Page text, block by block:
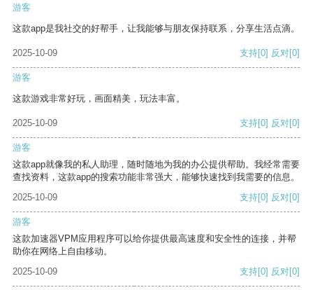
游客
这款app是我社交的好帮手，让我能够与朋友保持联系，分享生活点滴。
2025-10-09 支持[0] 反对[0]
游客
这款游戏非常好玩，画面精美，玩法丰富。
2025-10-09 支持[0] 反对[0]
游客
这款app就像我的私人助理，随时随地为我的办公提供帮助。我经常需要
查找资料，这款app的搜索功能非常强大，能够快速找到我需要的信息。
2025-10-09
支持[0] 反对[0]
游客
这款加速器VPM应用程序可以给你提供最高速度和安全性的连接，并帮
助你在网络上自由移动。
2025-10-09
支持[0] 反对[0]